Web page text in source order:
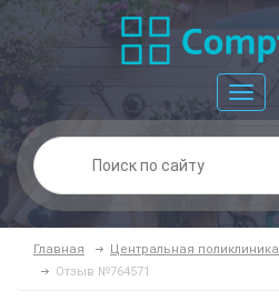
Toggle
Главная
Центральная
Отзыв №764571